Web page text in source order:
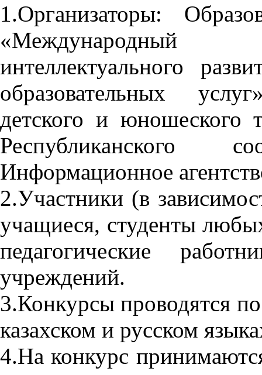
1.Организаторы:
«Международный
интеллектуального
образовательных
детского и юношеского
Республиканского
Информационное
2.Участники (в
учащиеся, студенты
педагогические
учреждений.
3.Конкурсы проводятся
казахском и русском
4.На конкурс